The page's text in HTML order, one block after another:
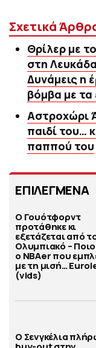
Σχετικά
Θρίλερ με
στη
Δυνάμεις η
βόμβα με τα
Αστροχώρι
παιδί του…
παππού του
ΕΠΙΛΕΓΜΕΝΑ
Ο Γουότφορντ
προτάθηκε κι
εξετάζεται από
Ολυμπιακό –
ο ΝΒΑer που
με τη μισή…
(vids)
Ο Σενγκέλια